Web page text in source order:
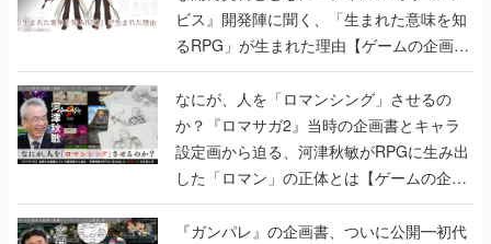
ビス』開発陣に聞く、「生まれた意味を知
るRPG」が生まれた理由【ゲームの企画
書】
なにが、人を「ロマンシング」させるの
か？『ロマサガ2』当時の企画書とキャラ
設定画から迫る、河津秋敏がRPGに生み出
した「ロマン」の正体とは【ゲームの企画
書】
『ガンパレ』の企画書、ついに公開━初代